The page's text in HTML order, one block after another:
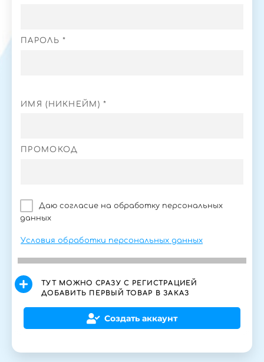
ПАРОЛЬ *
ИМЯ (НИКНЕЙМ) *
ПРОМОКОД
Даю согласие на обработку персональных
данных
Условия обработки персональных данных
ТУТ МОЖНО СРАЗУ С РЕГИСТРАЦИЕЙ
ДОБАВИТЬ ПЕРВЫЙ ТОВАР В ЗАКАЗ
Создать аккаунт